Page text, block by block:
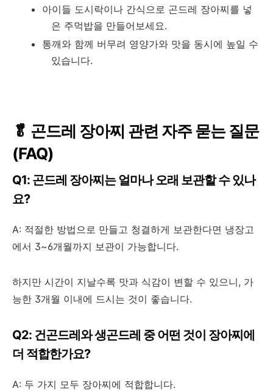
아이들 도시락이나 간식으로 곤드레 장아찌를 넣
은 주먹밥을 만들어보세요.
통깨와 함께 버무려 영양가와 맛을 동시에 높일 수
있습니다.
🥬 곤드레 장아찌 관련 자주 묻는 질문
(FAQ)
Q1: 곤드레 장아찌는 얼마나 오래 보관할 수 있나
요?
A: 적절한 방법으로 만들고 청결하게 보관한다면 냉장고
에서 3~6개월까지 보관이 가능합니다.
하지만 시간이 지날수록 맛과 식감이 변할 수 있으니, 가
능한 3개월 이내에 드시는 것이 좋습니다.
Q2: 건곤드레와 생곤드레 중 어떤 것이 장아찌에
더 적합한가요?
A: 두 가지 모두 장아찌에 적합합니다.